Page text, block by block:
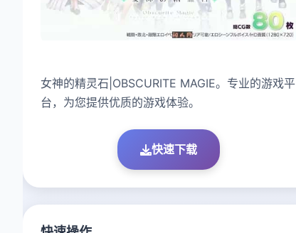
女神的精灵石|OBSCURITE MAGIE。专业的游戏平
台，为您提供优质的游戏体验。
快速下载